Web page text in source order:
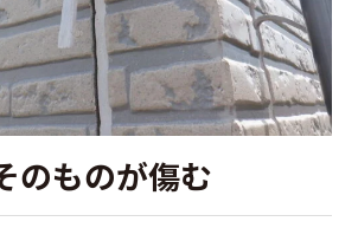
のものが傷む